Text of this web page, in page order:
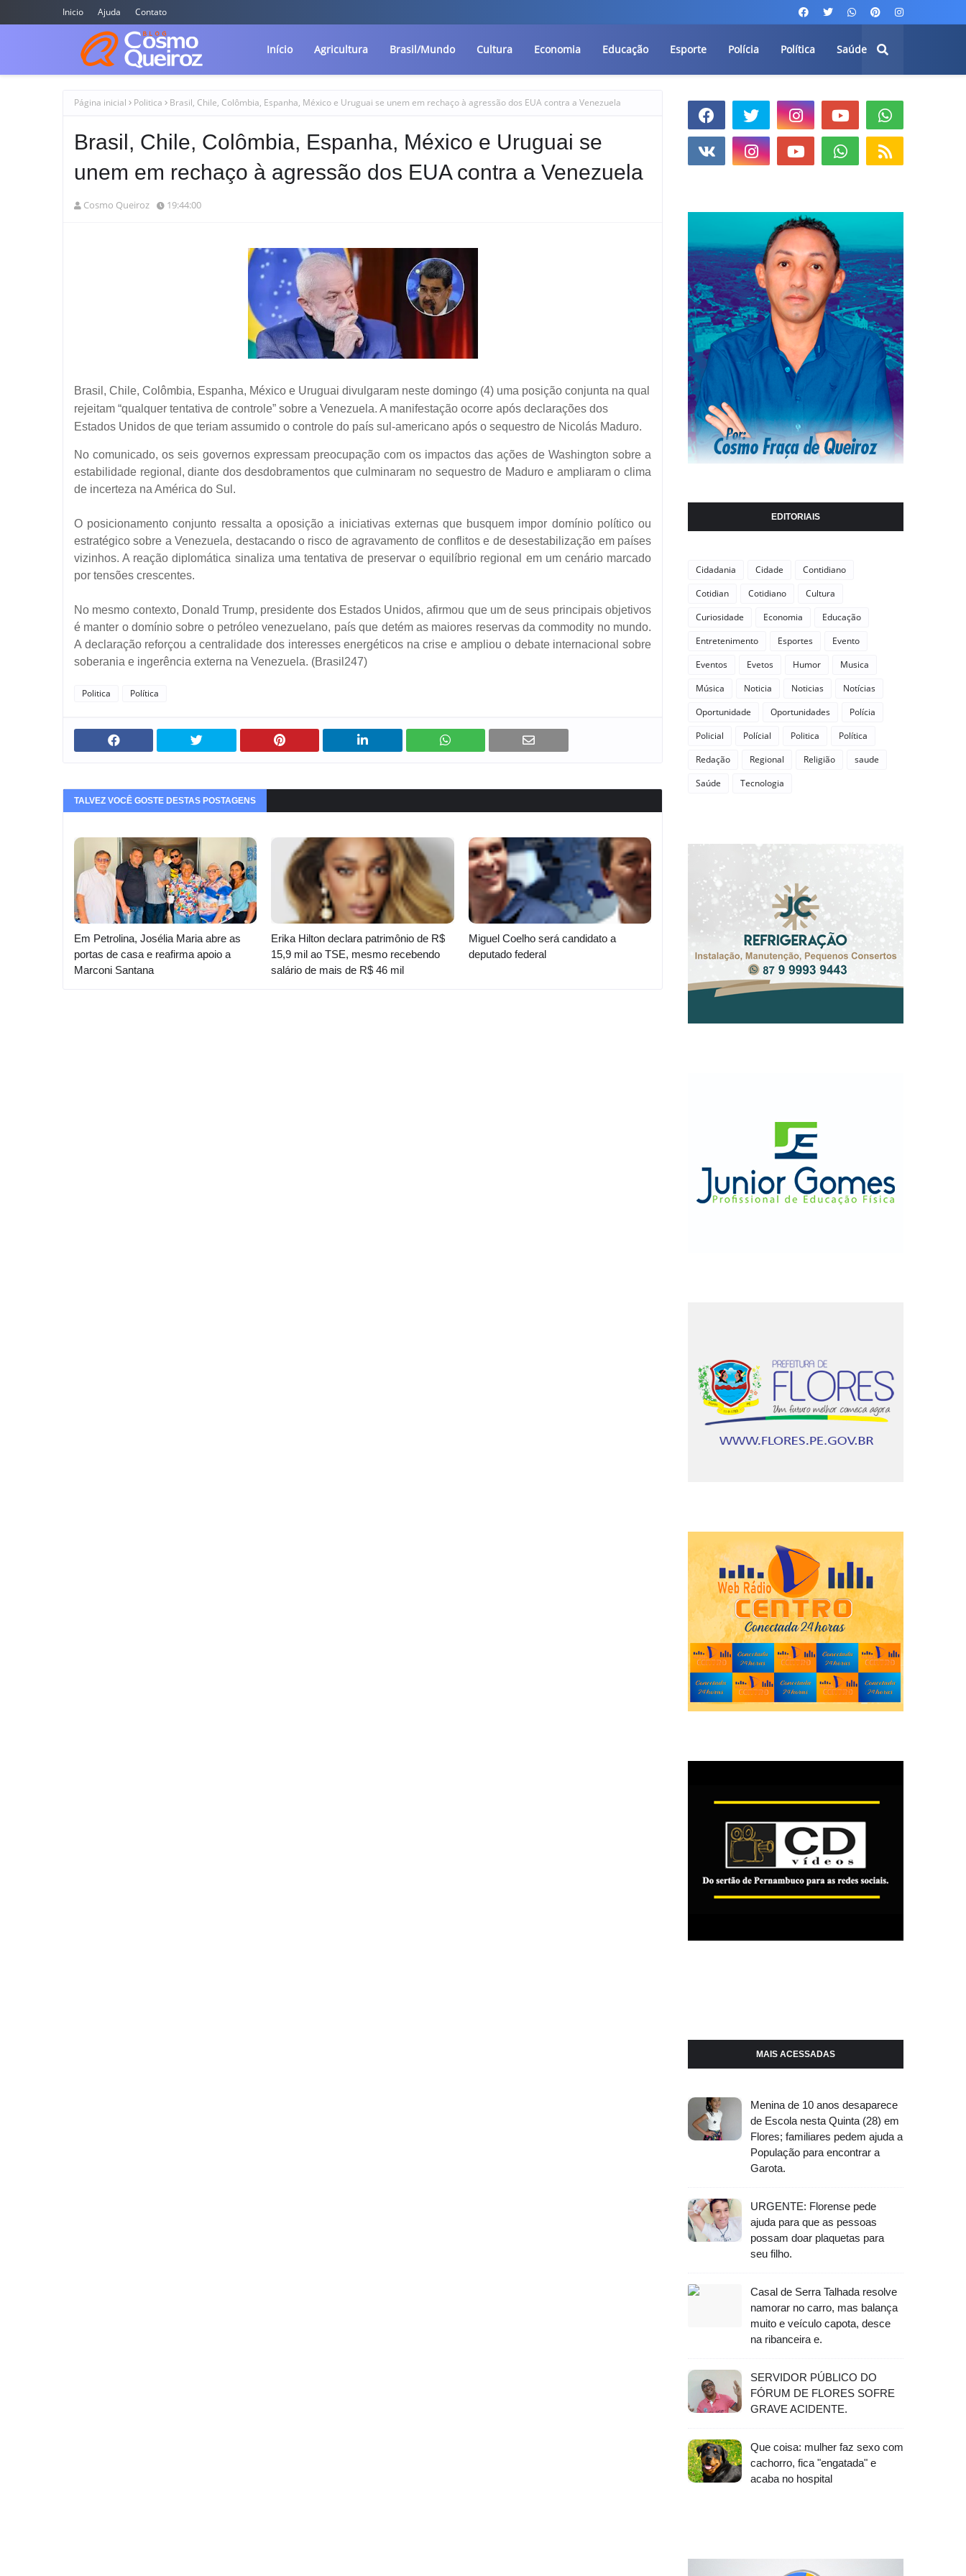
Inicio Ajuda Contato
Início Agricultura Brasil/Mundo Cultura Economia Educação Esporte Polícia Política Saúde
Página inicial Politica Brasil, Chile, Colômbia, Espanha, México e Uruguai se unem em rechaço à agressão dos EUA contra a Venezuela
Brasil, Chile, Colômbia, Espanha, México e Uruguai se
unem em rechaço à agressão dos EUA contra a Venezuela
Cosmo Queiroz 19:44:00
Brasil, Chile, Colômbia, Espanha, México e Uruguai divulgaram neste domingo (4) uma posição conjunta na qual
rejeitam “qualquer tentativa de controle” sobre a Venezuela. A manifestação ocorre após declarações dos
Estados Unidos de que teriam assumido o controle do país sul-americano após o sequestro de Nicolás Maduro.
No comunicado, os seis governos expressam preocupação com os impactos das ações de Washington sobre a
estabilidade regional, diante dos desdobramentos que culminaram no sequestro de Maduro e ampliaram o clima
de incerteza na América do Sul.
O posicionamento conjunto ressalta a oposição a iniciativas externas que busquem impor domínio político ou
estratégico sobre a Venezuela, destacando o risco de agravamento de conflitos e de desestabilização em países
vizinhos. A reação diplomática sinaliza uma tentativa de preservar o equilíbrio regional em um cenário marcado
por tensões crescentes.
No mesmo contexto, Donald Trump, presidente dos Estados Unidos, afirmou que um de seus principais objetivos
é manter o domínio sobre o petróleo venezuelano, país que detém as maiores reservas da commodity no mundo.
A declaração reforçou a centralidade dos interesses energéticos na crise e ampliou o debate internacional sobre
soberania e ingerência externa na Venezuela. (Brasil247)
Politica Política
TALVEZ VOCÊ GOSTE DESTAS POSTAGENS
Em Petrolina, Josélia Maria abre as
portas de casa e reafirma apoio a
Marconi Santana
Erika Hilton declara patrimônio de R$
15,9 mil ao TSE, mesmo recebendo
salário de mais de R$ 46 mil
Miguel Coelho será candidato a
deputado federal
EDITORIAIS
Cidadania Cidade
Contidiano
Cotidian
Cotidiano
Cultura
Curiosidade
Economia
Educação
Entretenimento
Esportes
Evento
Eventos
Evetos Humor
Musica
Música
Noticia Noticias
Notícias
Oportunidade
Oportunidades
Polícia
Policial
Polícial Politica
Política
Redação
Regional Religião
saude
Saúde
Tecnologia
MAIS ACESSADAS
Menina de 10 anos desaparece
de Escola nesta Quinta (28) em
Flores; familiares pedem ajuda a
População para encontrar a
Garota.
URGENTE: Florense pede
ajuda para que as pessoas
possam doar plaquetas para
seu filho.
Casal de Serra Talhada resolve
namorar no carro, mas balança
muito e veículo capota, desce
na ribanceira e.
SERVIDOR PÚBLICO DO
FÓRUM DE FLORES SOFRE
GRAVE ACIDENTE.
Que coisa: mulher faz sexo com
cachorro, fica "engatada" e
acaba no hospital